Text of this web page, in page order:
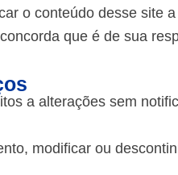
o conteúdo desse site
que é de sua
a alterações sem
modificar ou